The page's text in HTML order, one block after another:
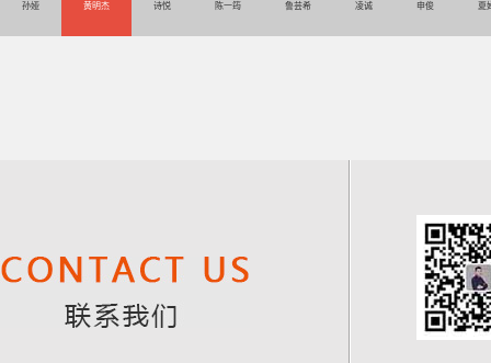
孙娅 黄明杰 诗悦 陈一筠 鲁芸希 凌诚 申俊 夏